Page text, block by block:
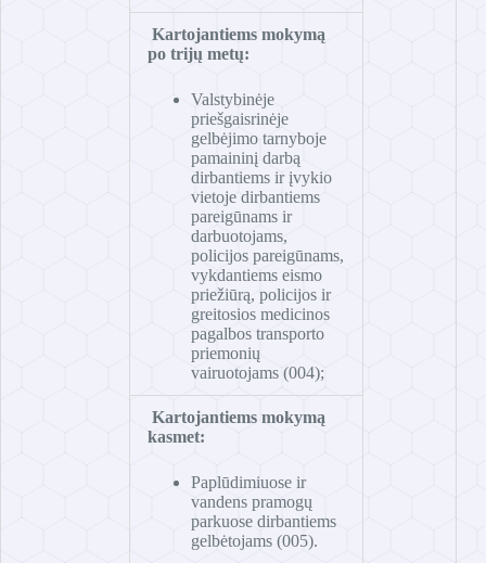
Kartojantiems mokymą
po trijų metų:
Valstybinėje
priešgaisrinėje
gelbėjimo tarnyboje
pamaininį darbą
dirbantiems ir įvykio
vietoje dirbantiems
pareigūnams ir
darbuotojams,
policijos pareigūnams,
vykdantiems eismo
priežiūrą, policijos ir
greitosios medicinos
pagalbos transporto
priemonių
vairuotojams (004);
Kartojantiems mokymą
kasmet:
Paplūdimiuose ir
vandens pramogų
parkuose dirbantiems
gelbėtojams (005).